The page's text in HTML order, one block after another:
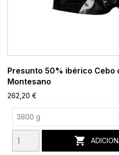
Presunto 50% ibérico Cebo
Montesano
262,20 €
